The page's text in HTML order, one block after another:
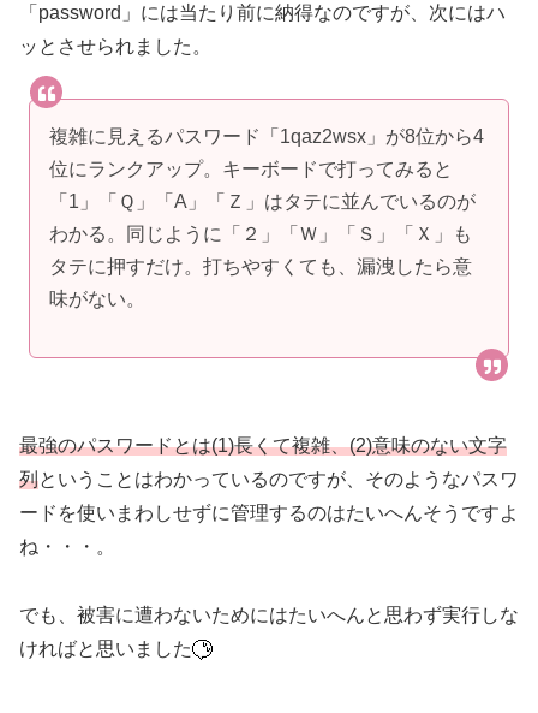
「password」には当たり前に納得なのですが、次にはハ
ッとさせられました。
複雑に見えるパスワード「1qaz2wsx」が8位から4
位にランクアップ。キーボードで打ってみると
「1」「Ｑ」「A」「Ｚ」はタテに並んでいるのが
わかる。同じように「２」「Ｗ」「Ｓ」「Ｘ」も
タテに押すだけ。打ちやすくても、漏洩したら意
味がない。
最強のパスワードとは(1)長くて複雑、(2)意味のない文字
列ということはわかっているのですが、そのようなパスワ
ードを使いまわしせずに管理するのはたいへんそうですよ
ね・・・。
でも、被害に遭わないためにはたいへんと思わず実行しな
ければと思いました